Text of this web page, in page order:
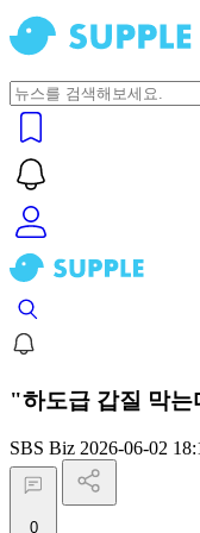
"하도급 갑질 막
SBS Biz 2026-06-02
0